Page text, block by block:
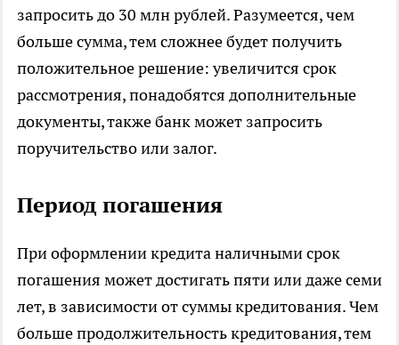
запросить до 30 млн рублей. Разумеется, чем
больше сумма, тем сложнее будет получить
положительное решение: увеличится срок
рассмотрения, понадобятся дополнительные
документы, также банк может запросить
поручительство или залог.
Период погашения
При оформлении кредита наличными срок
погашения может достигать пяти или даже семи
лет, в зависимости от суммы кредитования. Чем
больше продолжительность кредитования, тем